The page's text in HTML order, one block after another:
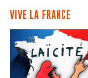
VIVE LA FRANCE